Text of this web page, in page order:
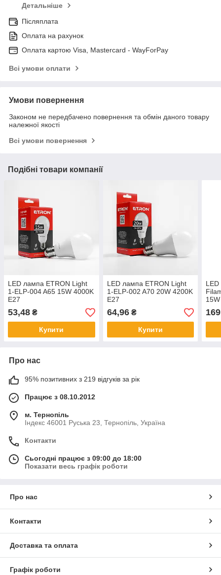
Детальніше
Післяплата
Оплата на рахунок
Оплата картою Visa, Mastercard - WayForPay
Всі умови оплати
Умови повернення
Законом не передбачено повернення та обмін даного товару
належної якості
Всі умови повернення
Подібні товари компанії
LED лампа ETRON Light
1-ELP-004 A65 15W 4000K
E27
53,48 ₴
Купити
LED лампа ETRON Light
1-ELP-002 A70 20W 4200K
E27
64,96₴
Купити
Про нас
95% позитивних з 219 відгуків за рік
Працює з 08.10.2012
м. Тернопіль
Індекс 46001 Руська 23, Тернопіль, Україна
Контакти
Сьогодні працює з 09:00 до 18:00
Показати весь графік роботи
Про нас
Контакти
Доставка та оплата
Графік роботи